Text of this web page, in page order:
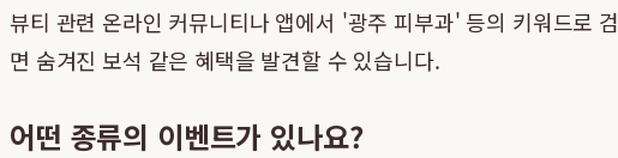
뷰티 관련 온라인 커뮤니티나 앱에서 '광주 피부과' 등의 키워드로
면 숨겨진 보석 같은 혜택을 발견할 수 있습니다.
어떤 종류의 이벤트가 있나요?